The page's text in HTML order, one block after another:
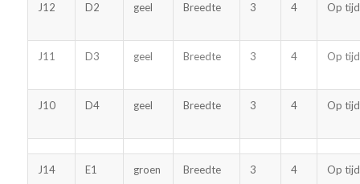
J12 D2 geel Breedte 3 4 Op tijd
J11 D3 geel Breedte 3 4 Op tijd
J10 D4 geel Breedte 3 4 Op tijd
J14 E1 groen Breedte 3 4 Op tijd